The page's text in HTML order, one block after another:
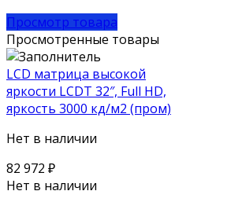
Просмотр товара
Просмотренные товары
LCD матрица высокой
яркости LCDT 32″, Full HD,
яркость 3000 кд/м2 (пром)
Нет в наличии
82 972 ₽
Нет в наличии